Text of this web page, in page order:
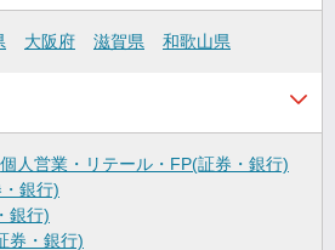
大阪府 滋賀県 和歌山県
個人営業・リテール・FP(証券・銀行)
銀行)
銀行)
券・銀行)